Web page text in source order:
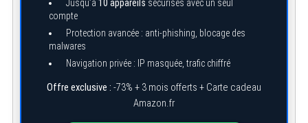
Jusqu’à 10 appareils sécurisés avec un seul
compte
Protection avancée : anti-phishing, blocage des
malwares
Navigation privée : IP masquée, trafic chiffré
Offre exclusive : -73% + 3 mois offerts + Carte cadeau
Amazon.fr